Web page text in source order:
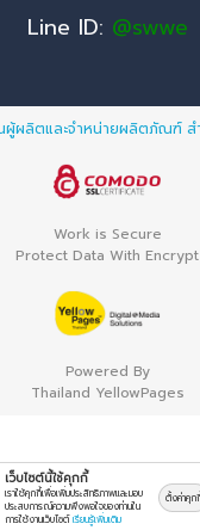
Line ID: @swwe
ผู้ผลิตและจำหน่ายผลิตภัณฑ์ ส
Work is Secure
Protect Data With Encrypt
Powered By
Thailand YellowPages
เว็บไซต์นี้ใช้คุกกี้
เราใช้คุกกี้เพื่อเพิ่มประสิทธิภาพและมอบ
ประสบการณ์ความพึงพอใจของท่านใน
การใช้งานเว็บไซต์เรียนรู้เพิ่มเติม
ตั้งค่าคุก